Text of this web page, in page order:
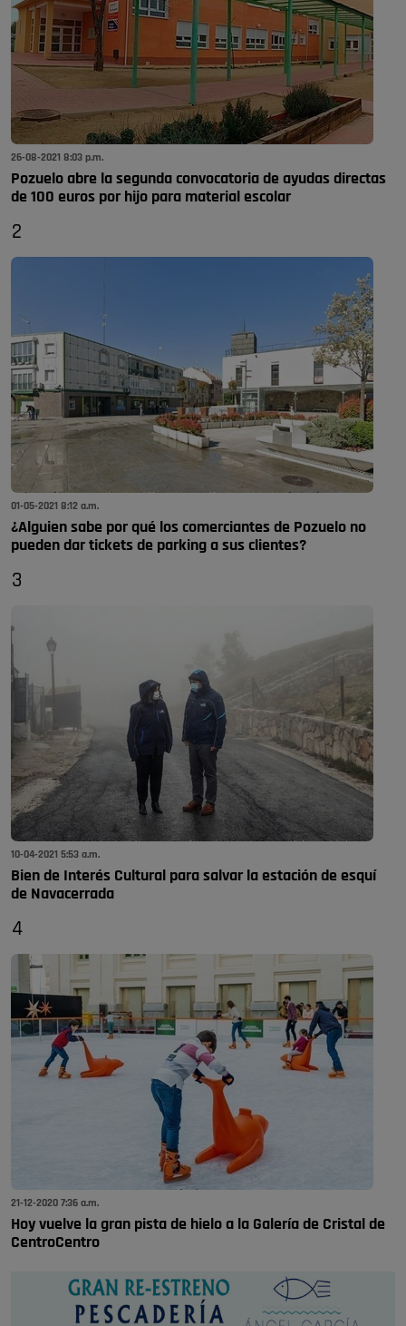
26-08-2021 8:03 p.m.
Pozuelo abre la segunda convocatoria de ayudas directas
de 100 euros por hijo para material escolar
2
01-05-2021 8:12 a.m.
¿Alguien sabe por qué los comerciantes de Pozuelo no
pueden dar tickets de parking a sus clientes?
3
10-04-2021 5:53 a.m.
Bien de Interés Cultural para salvar la estación de esquí
de Navacerrada
4
21-12-2020 7:36 a.m.
Hoy vuelve la gran pista de hielo a la Galería de Cristal de
CentroCentro